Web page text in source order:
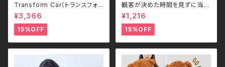
Transform Car（トランスフォ
ームカー）｜ボタンひとつで瞬間
変形！スポーツカー＆ロボット 2
WAYラジコン（2.4GHz・USB充
電式）
¥3,366
15%OFF
観客が決めた時間を見ずに当て
る - Guess the Time
¥1,216
15%OFF